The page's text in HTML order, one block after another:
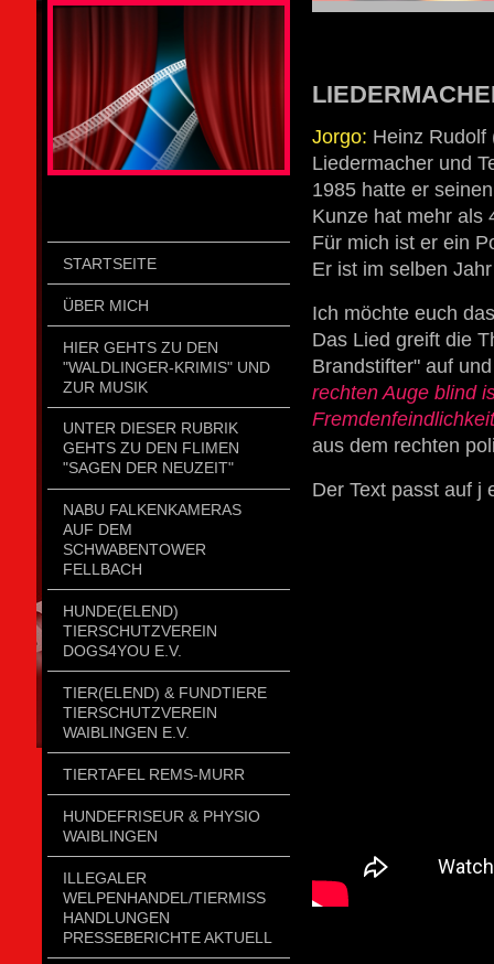
STARTSEITE
ÜBER MICH
HIER GEHTS ZU DEN
"WALDLINGER-KRIMIS" UND
ZUR MUSIK
UNTER DIESER RUBRIK
GEHTS ZU DEN FLIMEN
"SAGEN DER NEUZEIT"
NABU FALKENKAMERAS
AUF DEM
SCHWABENTOWER
FELLBACH
HUNDE(ELEND)
TIERSCHUTZVEREIN
DOGS4YOU E.V.
TIER(ELEND) & FUNDTIERE
TIERSCHUTZVEREIN
WAIBLINGEN E.V.
TIERTAFEL REMS-MURR
HUNDEFRISEUR & PHYSIO
WAIBLINGEN
ILLEGALER
WELPENHANDEL/TIERMISSH
ANDLUNGEN P
RESSEBERICHTE AKTUELL
Jorgo: Heinz Rudolf
Liedermacher und
1985 hatte er
Kunze hat mehr als
Für mich ist er ein
Er ist im selben
Ich möchte euch
Das Lied greift die
Brandstifter" auf
rechten Auge blind
aus dem rechten
Der Text passt auf j